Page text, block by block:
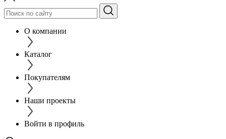
О компании
Каталог
Покупателям
Наши проекты
Войти в профиль